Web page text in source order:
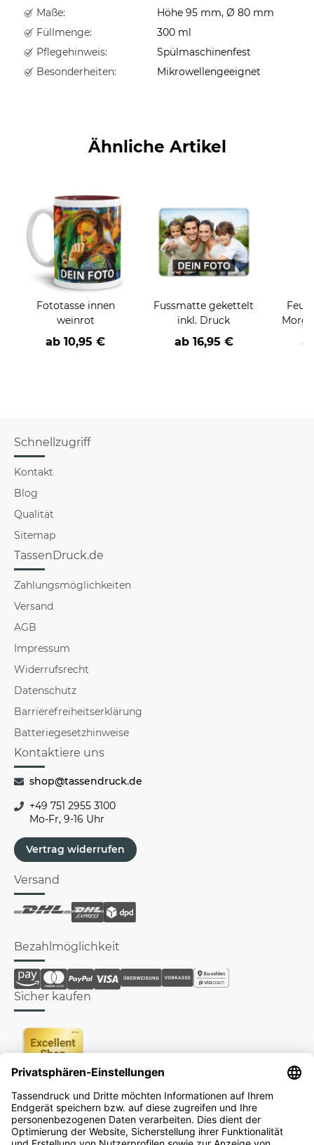
Maße:
Höhe 95 mm, Ø 80 mm
Füllmenge:
300 ml
Pflegehinweis:
Spülmaschinenfest
Besonderheiten:
Mikrowellengeeignet
Ähnliche Artikel
Fototasse innen
weinrot
ab 10,95 €
Fussmatte gekettelt
inkl. Druck
ab 16,95 €
Schnellzugriff
Kontakt
Blog
Qualität
Sitemap
TassenDruck.de
Zahlungsmöglichkeiten
Versand
AGB
Impressum
Widerrufsrecht
Datenschutz
Barrierefreiheitserklärung
Batteriegesetzhinweise
Kontaktiere uns
shop@tassendruck.de
+49 751 2955 3100
Mo-Fr, 9-16 Uhr
Vertrag widerrufen
Versand
Bezahlmöglichkeit
Sicher kaufen